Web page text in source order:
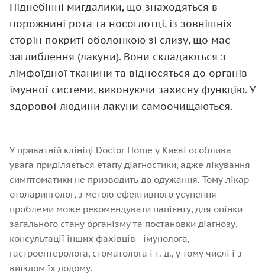
Піднебінні мигдалики, що знаходяться в
порожнині рота та носоглотці, із зовнішніх
сторін покриті оболонкою зі слизу, що має
заглиблення (лакуни). Вони складаються з
лімфоїдної тканини та відносяться до органів
імунної системи, виконуючи захисну функцію. У
здорової людини лакуни самоочищаються.
У приватній клініці Doctor Home у Києві особлива
увага приділяється етапу діагностики, адже лікування
симптоматики не призводить до одужання. Тому лікар -
отоларинголог, з метою ефективного усунення
проблеми може рекомендувати пацієнту, для оцінки
загального стану організму та постановки діагнозу,
консультації інших фахівців - імунолога,
гастроентеролога, стоматолога і т. д., у тому числі і з
виїздом їх додому.